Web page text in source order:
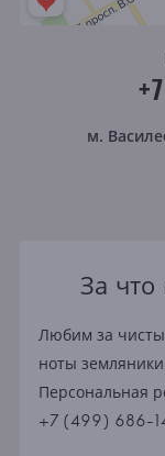
м.
За
Любим за
ноты
Персональная
+7 (499) 686-